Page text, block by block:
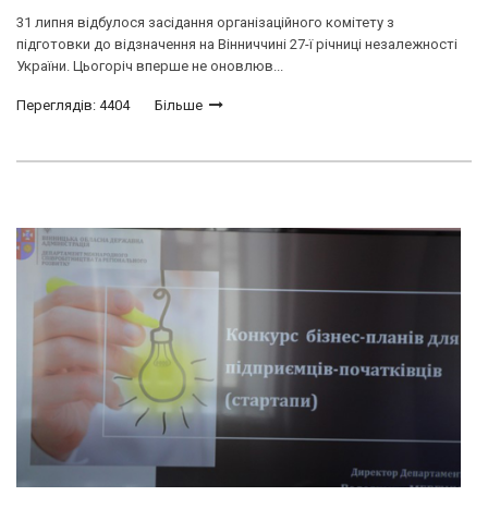
31 липня відбулося засідання організаційного комітету з
підготовки до відзначення на Вінниччині 27-ї річниці незалежності
України. Цьогоріч вперше не оновлюв...
Переглядів: 4404 Більше